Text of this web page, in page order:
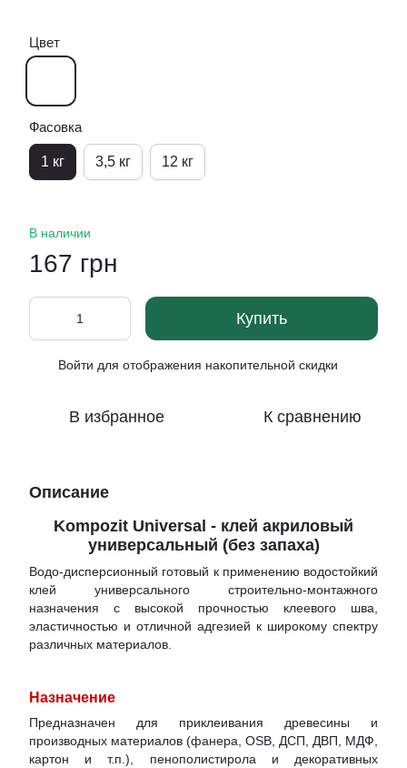
Цвет
Фасовка
1 кг 3,5 кг 12 кг
В наличии
167 грн
Купить
Войти для отображения накопительной скидки
В избранное К сравнению
Описание
Kompozit Universal - клей акриловый
универсальный (без запаха)
Водо-дисперсионный готовый к применению водостойкий
клей универсального строительно-монтажного
назначения с высокой прочностью клеевого шва,
эластичностью и отличной адгезией к широкому спектру
различных материалов.
Назначение
Предназначен для приклеивания древесины и
производных материалов (фанера, OSB, ДСП, ДВП, МДФ,
картон и т.п.), пенополистирола и декоративных